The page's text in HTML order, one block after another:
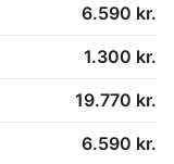
6.590 kr.
1.300 kr.
19.770 kr.
6.590 kr.